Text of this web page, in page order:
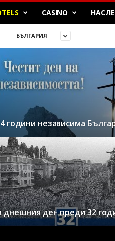
CASINO
БЪЛГАРИЯ
години независима
днешния ден преди 32